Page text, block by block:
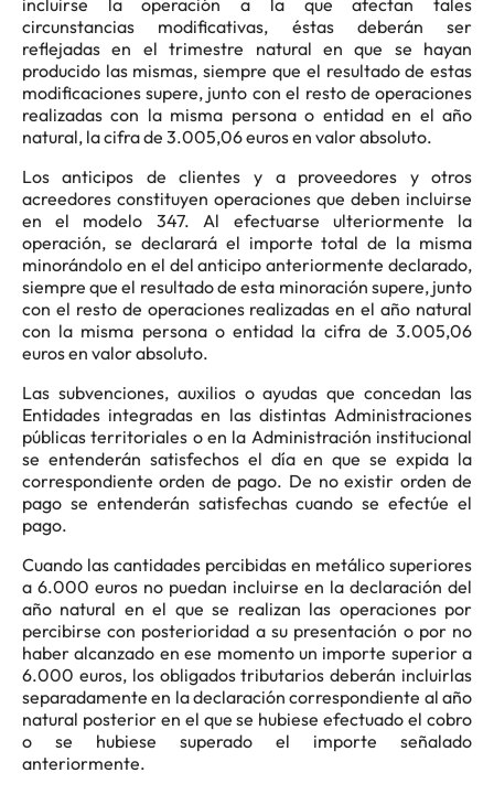
circunstancias modificativas, éstas deberán ser
reflejadas en el trimestre natural en que se hayan
producido las mismas, siempre que el resultado de estas
modificaciones supere, junto con el resto de operaciones
realizadas con la misma persona o entidad en el año
natural, la cifra de 3.005,06 euros en valor absoluto.
Los anticipos de clientes y a proveedores y otros
acreedores constituyen operaciones que deben incluirse
en el modelo 347. Al efectuarse ulteriormente la
operación, se declarará el importe total de la misma
minorándolo en el del anticipo anteriormente declarado,
siempre que el resultado de esta minoración supere, junto
con el resto de operaciones realizadas en el año natural
con la misma persona o entidad la cifra de 3.005,06
euros en valor absoluto.
Las subvenciones, auxilios o ayudas que concedan las
Entidades integradas en las distintas Administraciones
públicas territoriales o en la Administración institucional
se entenderán satisfechos el día en que se expida la
correspondiente orden de pago. De no existir orden de
pago se entenderán satisfechas cuando se efectúe el
pago.
Cuando las cantidades percibidas en metálico superiores
a 6.000 euros no puedan incluirse en la declaración del
año natural en el que se realizan las operaciones por
percibirse con posterioridad a su presentación o por no
haber alcanzado en ese momento un importe superior a
6.000 euros, los obligados tributarios deberán incluirlas
separadamente en la declaración correspondiente al año
natural posterior en el que se hubiese efectuado el cobro
o se hubiese superado el importe señalado
anteriormente.